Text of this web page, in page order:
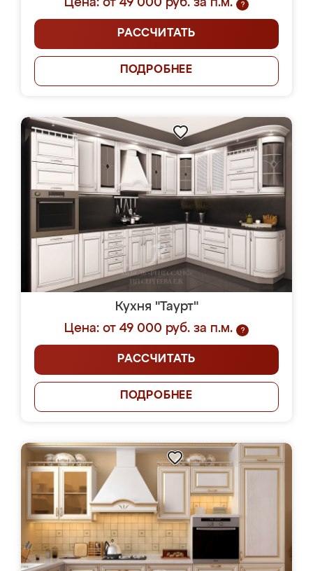
Цена: от 49 000 руб. за п.м.
?
РАССЧИТАТЬ
ПОДРОБНЕЕ
Кухня "Таурт"
Цена: от 49 000 руб. за п.м.
?
РАССЧИТАТЬ
ПОДРОБНЕЕ